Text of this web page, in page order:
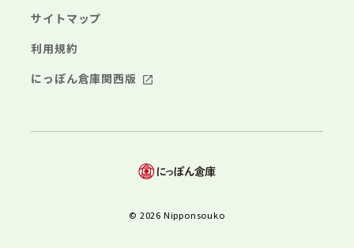
サイトマップ
利用規約
にっぽん倉庫関西版
© 2026 Nipponsouko